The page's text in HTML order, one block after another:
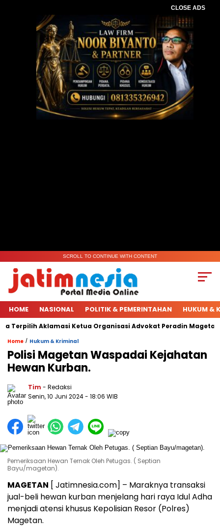
CLOSE ADS
SCROLL TO CONTINUE WITH CONTENT
HOME NASIONAL POLITIK & PEMERINTAHAN HUKUM &
Aklamasi Ketua Organisasi Advokat Peradin Magetan.
Home / Hukum & Kriminal
Polisi Magetan Waspadai Kejahatan
Hewan Kurban.
Tim - Redaksi
Senin, 10 Juni 2024- 18:06 WIB
Pemeriksaan Hewan Ternak Oleh Petugas. ( Septian
Bayu/magetan).
MAGETAN [ Jatimnesia.com] – Maraknya transaksi
jual-beli hewan kurban menjelang hari raya Idul Adha
menjadi atensi khusus Kepolisian Resor (Polres)
Magetan.